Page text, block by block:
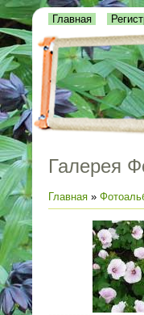
Главная
Галерея
Главная »